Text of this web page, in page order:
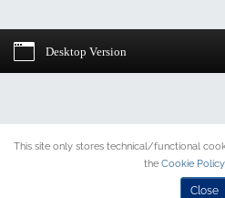
Desktop Version
This site only stores technical/functional
the Cookie Policy
Close